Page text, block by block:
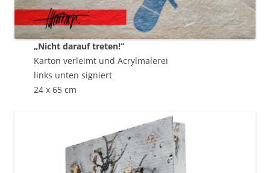
„Nicht darauf treten!“
Karton verleimt und Acrylmalerei
links unten signiert
24 x 65 cm